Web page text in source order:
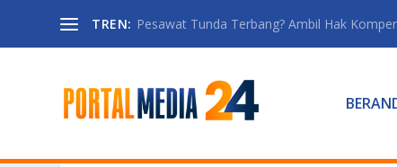
TREN: Pesawat Tunda Terbang? Ambil Hak